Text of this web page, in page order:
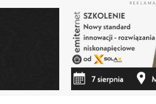
REKLAMA